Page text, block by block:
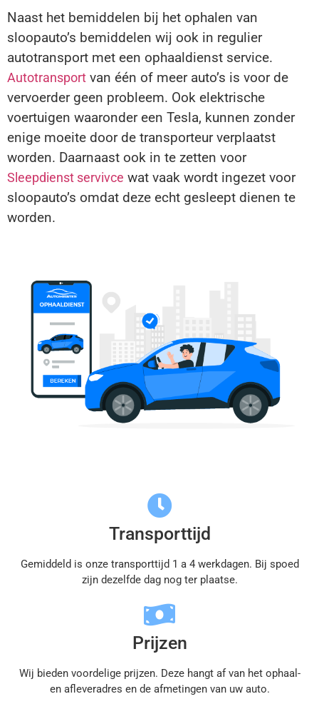
Naast het bemiddelen bij het ophalen van
sloopauto’s bemiddelen wij ook in regulier
autotransport met een ophaaldienst service.
Autotransport van één of meer auto’s is voor de
vervoerder geen probleem. Ook elektrische
voertuigen waaronder een Tesla, kunnen zonder
enige moeite door de transporteur verplaatst
worden. Daarnaast ook in te zetten voor
Sleepdienst servivce wat vaak wordt ingezet voor
sloopauto’s omdat deze echt gesleept dienen te
worden.
Transporttijd
Gemiddeld is onze transporttijd 1 a 4 werkdagen. Bij spoed
zijn dezelfde dag nog ter plaatse.
Prijzen
Wij bieden voordelige prijzen. Deze hangt af van het ophaal-
en afleveradres en de afmetingen van uw auto.